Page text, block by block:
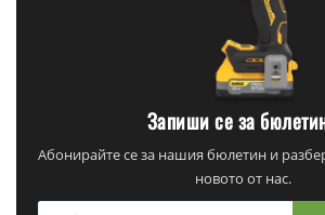
Запиши се за
Абонирайте се за нашия бюлетин и
новото от нас.